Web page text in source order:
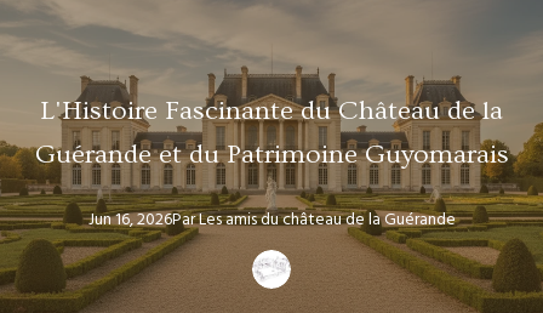
L'Histoire Fascinante du Château de la
Guérande et du Patrimoine Guyomarais
Jun 16, 2026ParLes amisdu château de la Guérande